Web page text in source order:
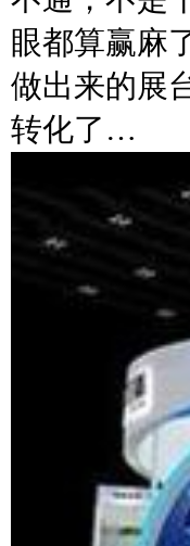
眼都算赢麻
做出来的展
转化了…